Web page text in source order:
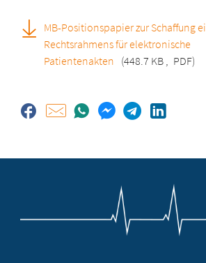
MB-Positionspapier zur Schaffung
Rechtsrahmens für elektronische
Patientenakten (448.7 KB , PDF)